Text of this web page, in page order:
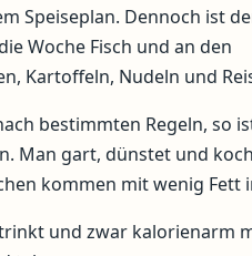
Speiseplan. Dennoch ist
Woche Fisch und an den
Kartoffeln, Nudeln und
bestimmten Regeln, so
Man gart, dünstet und
kommen mit wenig Fett
und zwar kalorienarm